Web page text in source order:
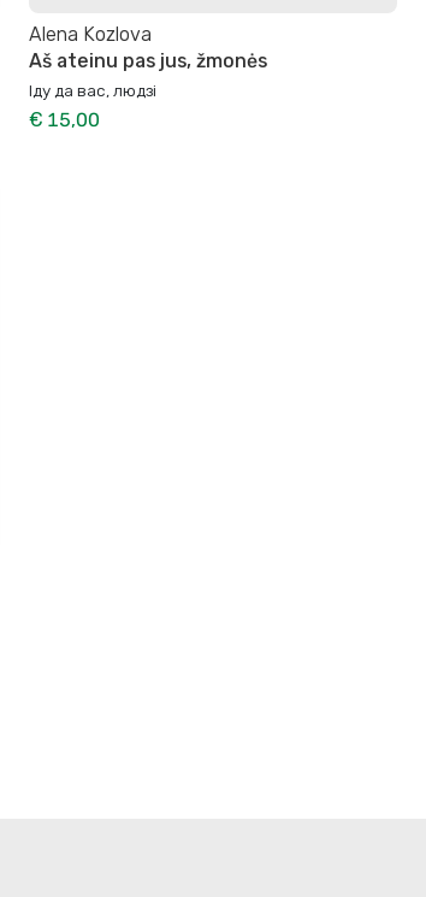
Аlena Kozlova
Aš ateinu pas jus, žmonės
Іду да вас, людзі
€ 15,00